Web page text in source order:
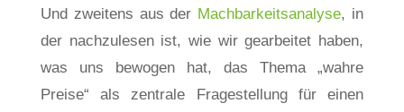
Und zweitens aus der Machbarkeitsanalyse, in
der nachzulesen ist, wie wir gearbeitet haben,
was uns bewogen hat, das Thema „wahre
Preise“ als zentrale Fragestellung für einen